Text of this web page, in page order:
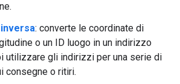
: converte le coordinate di
o un ID luogo in un indirizzo
utilizzare gli indirizzi per una serie di
consegne o ritiri.